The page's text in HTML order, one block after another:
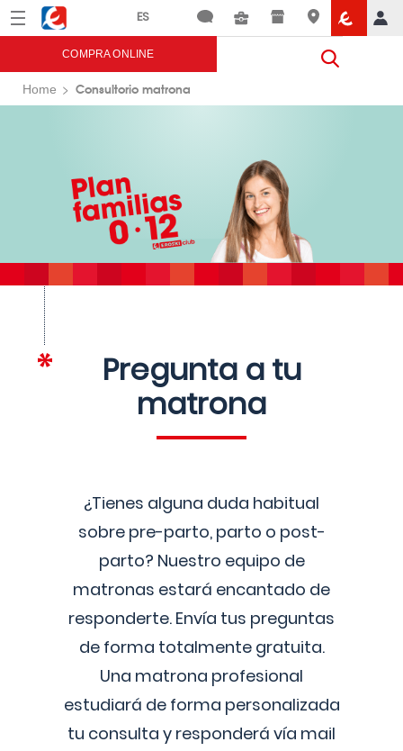
Menú Eroski
COMPRA ONLINE
Home Consultorio matrona
Pregunta a tu
matrona
¿Tienes alguna duda habitual
sobre pre-parto, parto o post-
parto? Nuestro equipo de
matronas estará encantado de
responderte. Envía tus preguntas
de forma totalmente gratuita.
Una matrona profesional
estudiará de forma personalizada
tu consulta y responderá vía mail